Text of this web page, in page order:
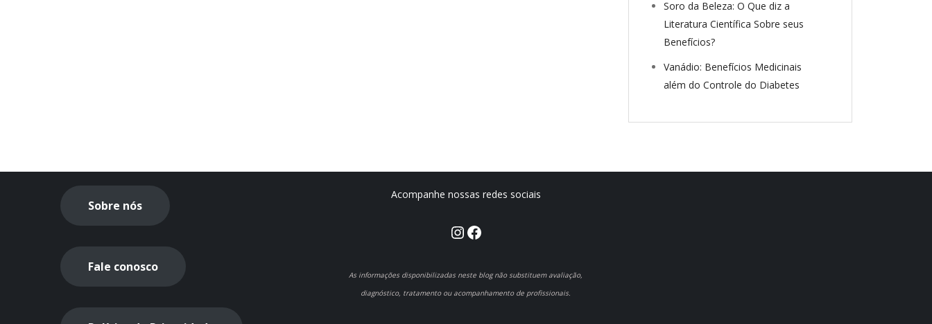
Soro da Beleza: O Que diz a
Literatura Científica Sobre seus
Benefícios?
Vanádio: Benefícios Medicinais
além do Controle do Diabetes
Sobre nós
Fale conosco
Acompanhe nossas redes sociais
Instagram
Facebook
As informações disponibilizadas neste blog não substituem avaliação,
diagnóstico, tratamento ou acompanhamento de profissionais.